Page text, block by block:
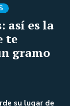
así es la
te
gramo
su lugar de